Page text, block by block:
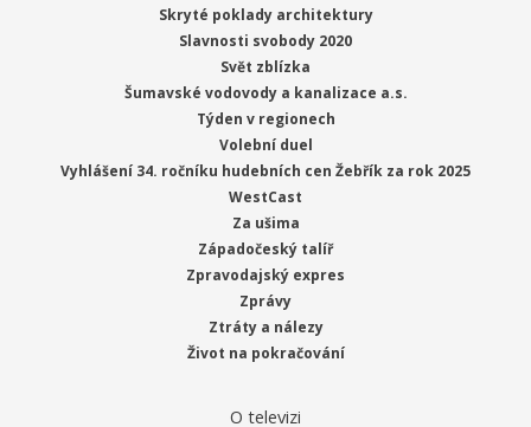
Skryté poklady architektury
Slavnosti svobody 2020
Svět zblízka
Šumavské vodovody a kanalizace a.s.
Týden v regionech
Volební duel
Vyhlášení 34. ročníku hudebních cen Žebřík za rok 2025
WestCast
Za ušima
Západočeský talíř
Zpravodajský expres
Zprávy
Ztráty a nálezy
Život na pokračování
O televizi